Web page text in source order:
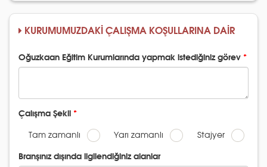
KURUMUMUZDAKİ ÇALIŞMA KOŞULLARINA DAİR
Oğuzkaan Eğitim Kurumlarında yapmak istediğiniz görev
Çalışma Şekli
Tam zamanlı Yarı zamanlı Stajyer
Branşınız dışında ilgilendiğiniz alanlar